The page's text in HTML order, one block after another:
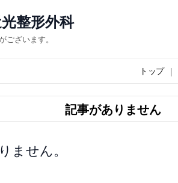
整形外科
ございます。
トップ
記事がありません
ません。